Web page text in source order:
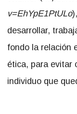
v=EhYpE1PtULo),
desarrollar,
fondo la relación
ética, para evitar
individuo que